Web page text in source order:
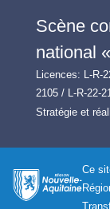
Scène
national
Licences: L-R-
2105 / L-R-22-
Stratégie et
Ce